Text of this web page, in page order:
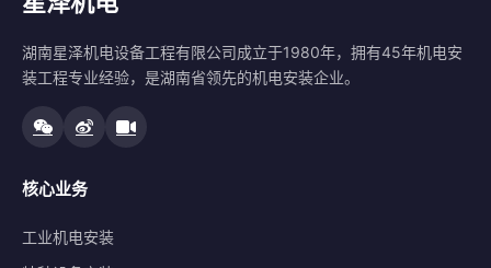
湖南星泽机电设备工程有限公司成立于1980年，拥有45年机电安
装工程专业经验，是湖南省领先的机电安装企业。
核心业务
工业机电安装